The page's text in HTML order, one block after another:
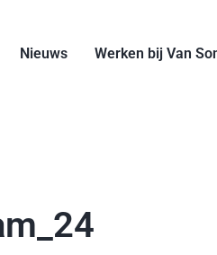
Nieuws Werken bij Van